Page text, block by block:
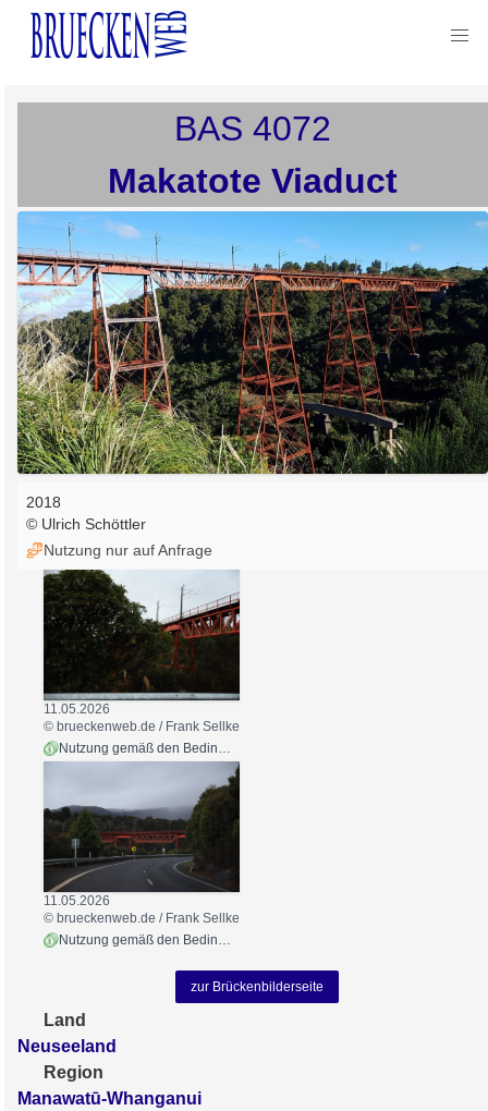
BAS 4072
Makatote Viaduct
2018
© Ulrich Schöttler
Nutzung nur auf Anfrage
11.05.2026
© brueckenweb.de / Frank Sellke
Nutzung gemäß den Bedingungen
11.05.2026
© brueckenweb.de / Frank Sellke
Nutzung gemäß den Bedingungen
zur Brückenbilderseite
Land
Neuseeland
Region
Manawatū-Whanganui